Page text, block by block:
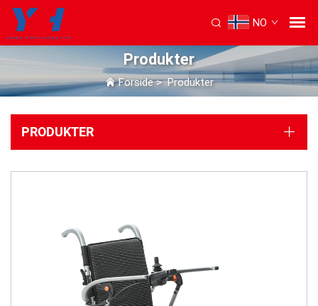
NO
Produkter
Forside>Produkter
PRODUKTER